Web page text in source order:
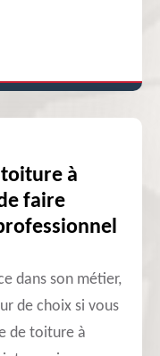
à
faire
dans son métier,
de choix si vous
de toiture à